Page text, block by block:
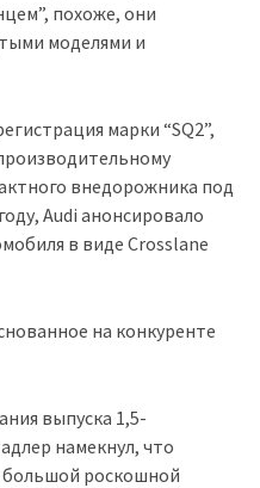
похоже, они
моделями и
марки “SQ2”,
внедорожника под
Audi анонсировало
в виде Crosslane
на конкуренте
выпуска 1,5-
намекнул, что
большой роскошной